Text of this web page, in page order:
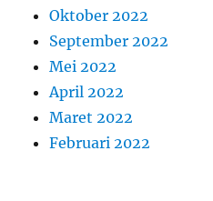
Oktober 2022
September 2022
Mei 2022
April 2022
Maret 2022
Februari 2022